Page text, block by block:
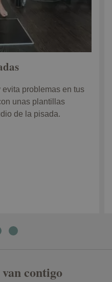
problemas en tus
unas plantillas
de la pisada.
contigo